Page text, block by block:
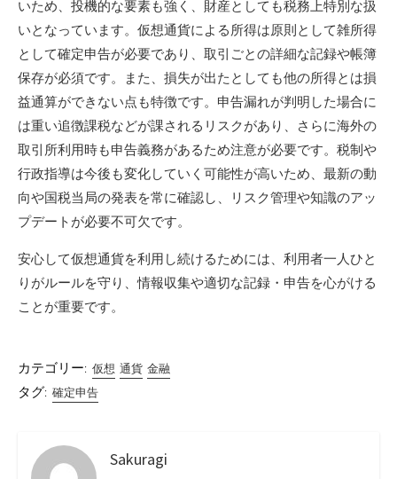
いため、投機的な要素も強く、財産としても税務上特別な扱
いとなっています。仮想通貨による所得は原則として雑所得
として確定申告が必要であり、取引ごとの詳細な記録や帳簿
保存が必須です。また、損失が出たとしても他の所得とは損
益通算ができない点も特徴です。申告漏れが判明した場合に
は重い追徴課税などが課されるリスクがあり、さらに海外の
取引所利用時も申告義務があるため注意が必要です。税制や
行政指導は今後も変化していく可能性が高いため、最新の動
向や国税当局の発表を常に確認し、リスク管理や知識のアッ
プデートが必要不可欠です。
安心して仮想通貨を利用し続けるためには、利用者一人ひと
りがルールを守り、情報収集や適切な記録・申告を心がける
ことが重要です。
カテゴリー: 仮想 通貨 金融
タグ: 確定申告
Sakuragi